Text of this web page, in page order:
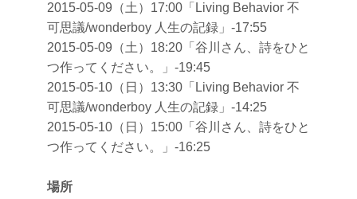
2015-05-09（土）17:00「Living Behavior 不
可思議/wonderboy 人生の記録」-17:55
2015-05-09（土）18:20「谷川さん、詩をひと
つ作ってください。」-19:45
2015-05-10（日）13:30「Living Behavior 不
可思議/wonderboy 人生の記録」-14:25
2015-05-10（日）15:00「谷川さん、詩をひと
つ作ってください。」-16:25
場所